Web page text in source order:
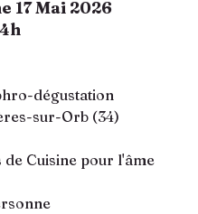
17 Mai 2026
dégustation
sur-Orb (34)
de Cuisine pour l'âme